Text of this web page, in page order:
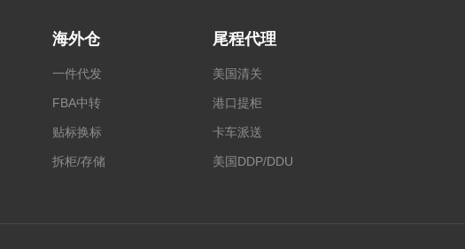
海外仓
一件代发
FBA中转
贴标换标
拆柜/存储
尾程代理
美国清关
港口提柜
卡车派送
美国DDP/DDU